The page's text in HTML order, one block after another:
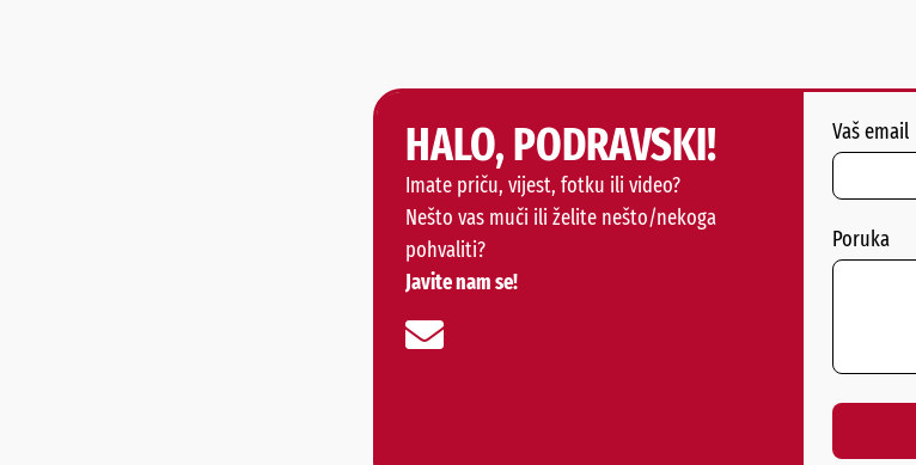
HALO, PODRAVSKI!
Imate priču, vijest, fotku ili video?
Nešto vas muči ili želite nešto/nekoga
pohvaliti?
Javite nam se!
Vaš email
Poruka